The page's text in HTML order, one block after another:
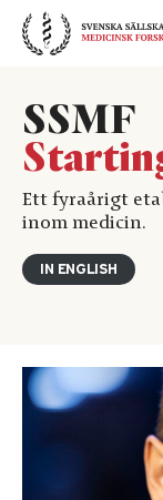
Skip
content
SSMF
Ett fyraårigt
inom medicin.
IN ENGLISH